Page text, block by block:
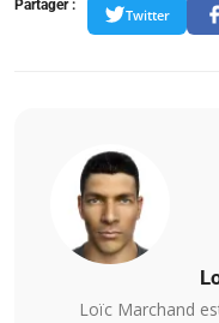
Partager :
Twitter
Loïc Marchand